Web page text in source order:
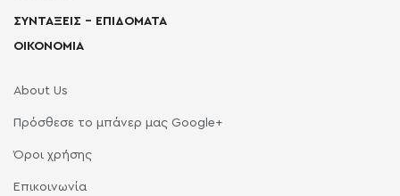
ΣΥΝΤΑΞΕΙΣ – ΕΠΙΔΟΜΑΤΑ
ΟΙΚΟΝΟΜΙΑ
About Us
Πρόσθεσε το μπάνερ μας Google+
Όροι χρήσης
Επικοινωνία